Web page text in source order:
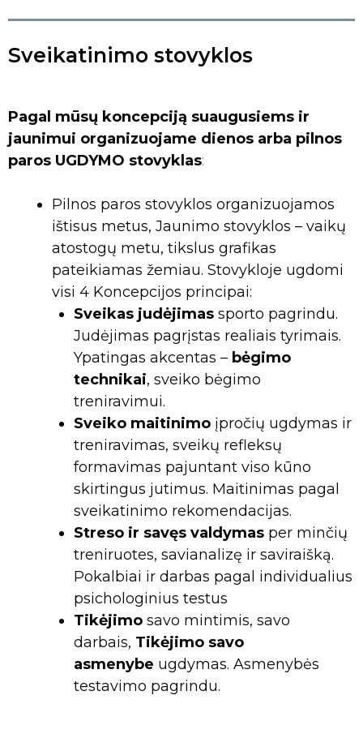
Sveikatinimo stovyklos
Pagal mūsų koncepciją suaugusiems ir
jaunimui organizuojame dienos arba pilnos
paros UGDYMO stovyklas:
Pilnos paros stovyklos organizuojamos
ištisus metus, Jaunimo stovyklos – vaikų
atostogų metu, tikslus grafikas
pateikiamas žemiau. Stovykloje ugdomi
visi 4 Koncepcijos principai:
Sveikas judėjimas sporto pagrindu.
Judėjimas pagrįstas realiais tyrimais.
Ypatingas akcentas – bėgimo
technikai, sveiko bėgimo
treniravimui.
Sveiko maitinimo įpročių ugdymas ir
treniravimas, sveikų refleksų
formavimas pajuntant viso kūno
skirtingus jutimus. Maitinimas pagal
sveikatinimo rekomendacijas.
Streso ir savęs valdymas per minčių
treniruotes, savianalizę ir saviraišką.
Pokalbiai ir darbas pagal individualius
psichologinius testus
Tikėjimo savo mintimis, savo
darbais, Tikėjimo savo
asmenybe ugdymas. Asmenybės
testavimo pagrindu.